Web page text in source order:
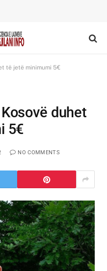
të jetë minimumi 5€
duhet
5€
NO COMMENTS